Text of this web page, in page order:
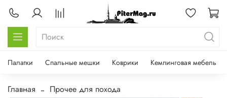
Палатки Спальные мешки Коврики Кемпинговая мебель
Главная Прочее для похода